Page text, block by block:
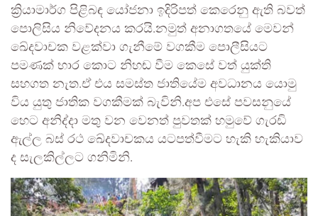
ක්‍රියාමාර්ග පිළිබඳ යෝජනා ඉදිරිපත් කෙරෙනු ඇති බවත්
පොලිසිය නිවේදනය කරයි.නමුත් අනාගතයේ මෙවන්
ඛේදවාචක වළක්වා ගැනීමේ වගකීම පොලීසියට
පමණක් භාර කොට නිහඬ වීම කෙසේ වත් යුක්ති
සහගත නැත.ඒ එය සමස්ත ජාතියේම අවධානය යොමු
විය යුතු ජාතික වගකීමක් බැවිනි.අප එසේ පවසනුයේ
හෙට අනිද්දා මතු වන වෙනත් පුවතක් හමුවේ ගැරඩි
ඇල්ල බස් රථ ඛේදවාචකය යටපත්වීමට හැකි හැකියාව
ද සැලකිල්ලට ගනිමිනි.